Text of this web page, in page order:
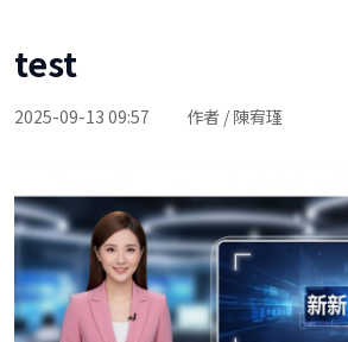
test
2025-09-13 09:57 作者 / 陳宥瑾